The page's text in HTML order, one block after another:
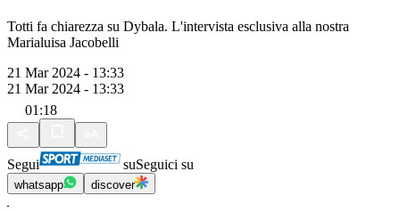
Totti fa chiarezza su Dybala. L'intervista esclusiva alla nostra
Marialuisa Jacobelli
21 Mar 2024 - 13:33
21 Mar 2024 - 13:33
01:18
Segui suSeguici su
whatsapp discover